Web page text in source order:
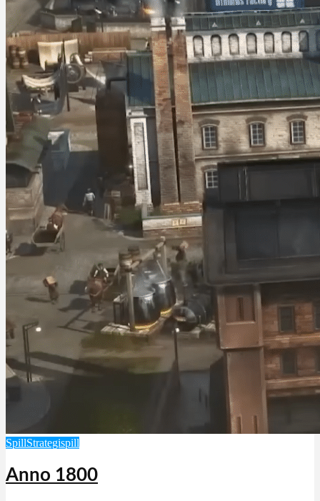
SpillStrategispill
Anno 1800